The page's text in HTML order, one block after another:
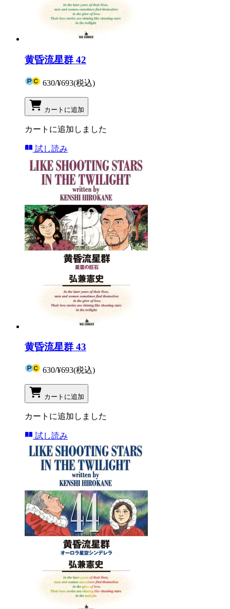
黄昏流星群 42
630/¥693(税込)
カートに追加
カートに追加しました
試し読み
黄昏流星群 43
630/¥693(税込)
カートに追加
カートに追加しました
試し読み